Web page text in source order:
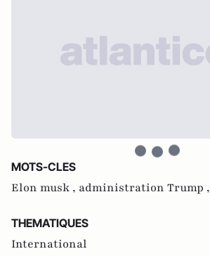
MOTS-CLES
Elon musk , administration Trump ,
THEMATIQUES
International